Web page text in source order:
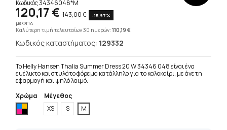
Κωδικός34346048*M
120,17 € 143,00 €
-15,97%
με ΦΠΑ
Καλύτερη τιμή τελευταίων 30 ημερών:110,19 €
Κωδικός καταστήματος: 129332
Το Helly Hansen Thalia Summer Dress 20 W 34346 048 είναι ένα
ευέλικτο και στυλάτο φόρεμα κατάλληλο για το καλοκαίρι, με άνετη
εφαρμογή και ψηλό λαιμό.
Χρώμα
Πολύχρωμο
Μέγεθος
XS
S M